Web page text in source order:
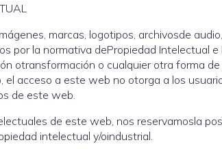
marcas, logotipos, archivosde
por la normativa dePropiedad Intelectual
otransformación o cualquier otra forma
acceso a este web no otorga a los
de este web.
de este web, nos reservamosla
intelectual y/oindustrial.